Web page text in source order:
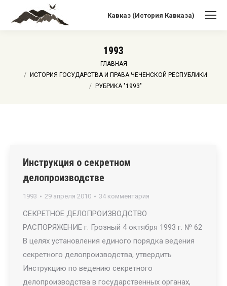
Кавказ (История Кавказа)
1993
ГЛАВНАЯ
ИСТОРИЯ ГОСУДАРСТВА И ПРАВА ЧЕЧЕНСКОЙ РЕСПУБЛИКИ
РУБРИКА "1993"
Инструкция о секретном
делопроизводстве
1993 29 апреля 2010 34 комментария
СЕКРЕТНОЕ ДЕЛОПРОИЗВОДСТВО
РАСПОРЯЖЕНИЕ г. Грозный 4 октября 1993 г. № 62
В целях установления единого порядка ведения
секретного делопроизводства, утвердить
Инструкцию по ведению секретного
делопроизводства в государственных органах,